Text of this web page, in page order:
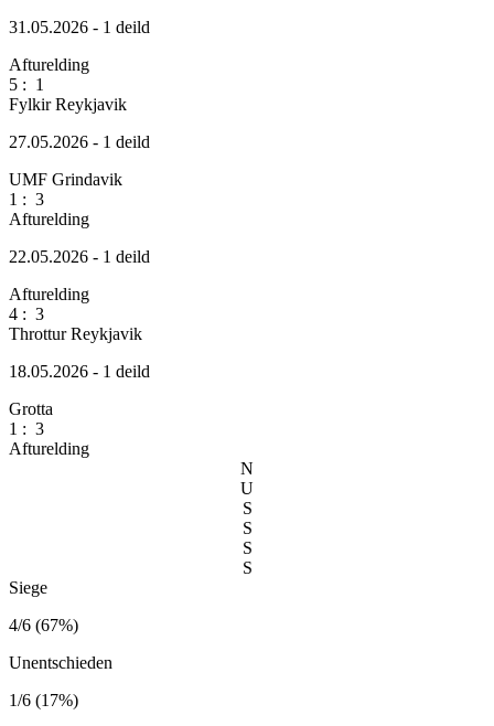
31.05.2026 - 1 deild
Afturelding
5 : 1
Fylkir Reykjavik
27.05.2026 - 1 deild
UMF Grindavik
1 : 3
Afturelding
22.05.2026 - 1 deild
Afturelding
4 : 3
Throttur Reykjavik
18.05.2026 - 1 deild
Grotta
1 : 3
Afturelding
N
U
S
S
S
S
Siege
4/6 (67%)
Unentschieden
1/6 (17%)